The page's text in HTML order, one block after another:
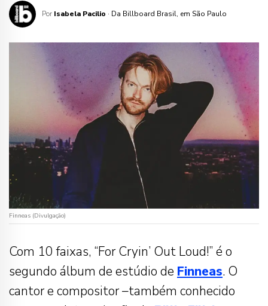
Por Isabela Pacilio · Da Billboard Brasil, em São Paulo
Finneas (Divulgação)
Com 10 faixas, “For Cryin’ Out Loud!” é o
segundo álbum de estúdio de Finneas. O
cantor e compositor –também conhecido